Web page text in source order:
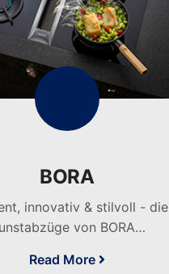
BORA
innovativ & stilvoll - die
von BORA…
Read More